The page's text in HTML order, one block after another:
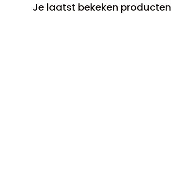
Je laatst bekeken producten